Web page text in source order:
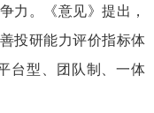
力。《意见》提出，
投研能力评价指标体
台型、团队制、一体